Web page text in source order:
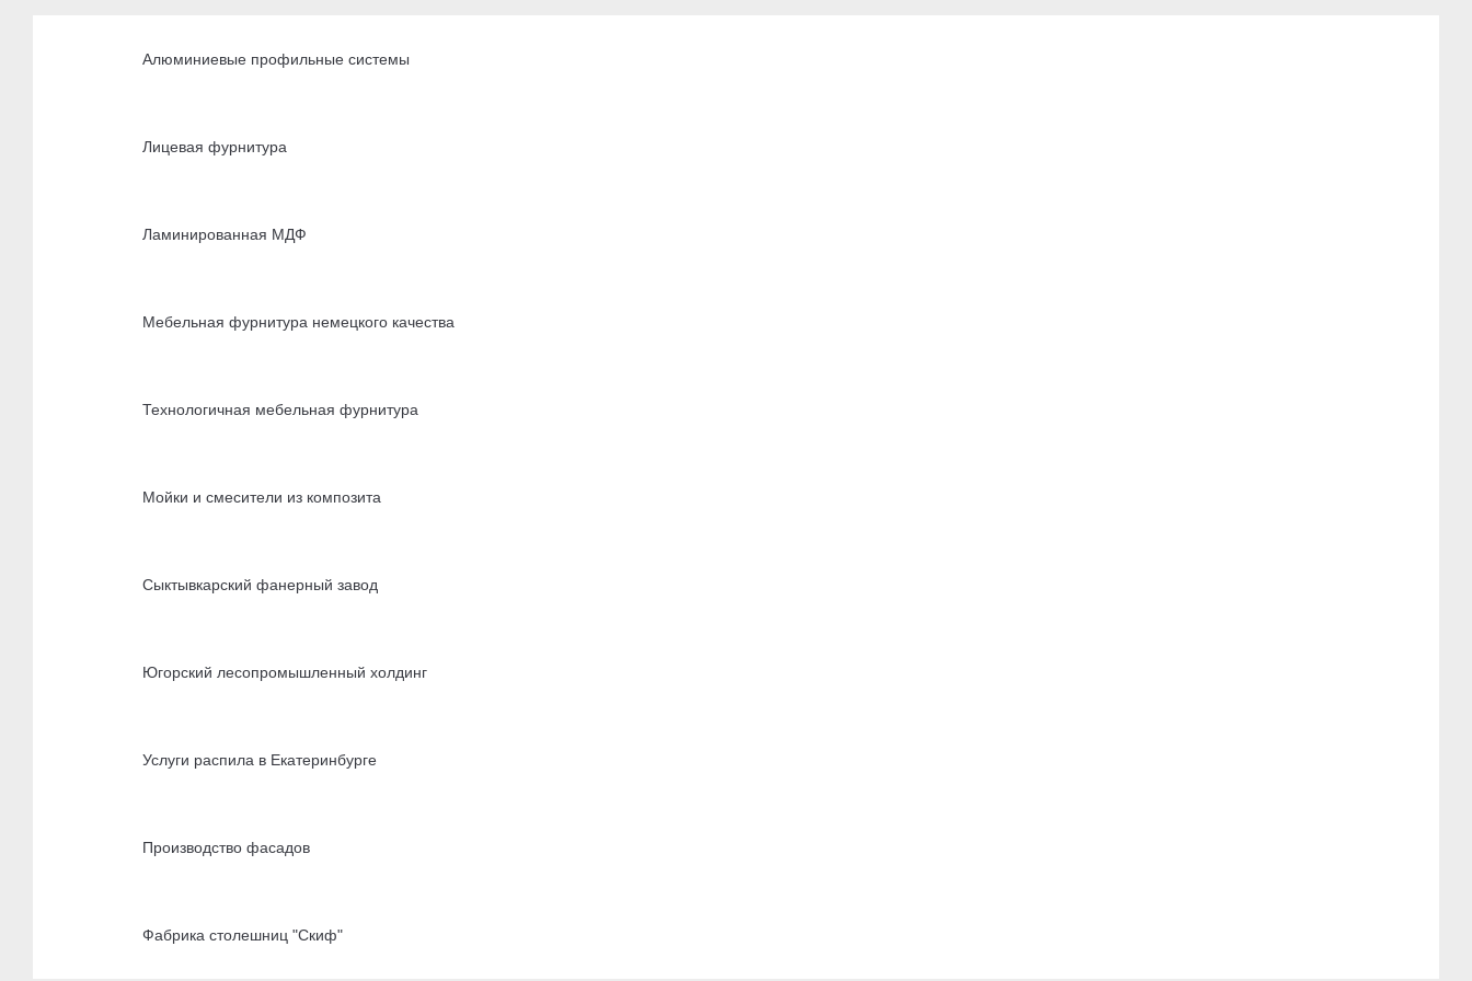
Алюминиевые профильные системы
Лицевая фурнитура
Ламинированная МДФ
Мебельная фурнитура немецкого качества
Технологичная мебельная фурнитура
Мойки и смесители из композита
Сыктывкарский фанерный завод
Югорский лесопромышленный холдинг
Услуги распила в Екатеринбурге
Производство фасадов
Фабрика столешниц "Скиф"